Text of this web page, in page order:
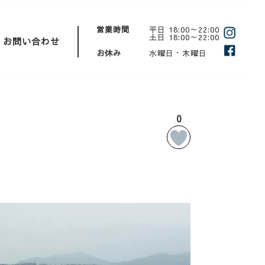
お問い合わせ
営業時間 平日 18:00～22:00
土日 18:00～22:00
お休み
水曜日・木曜日
0